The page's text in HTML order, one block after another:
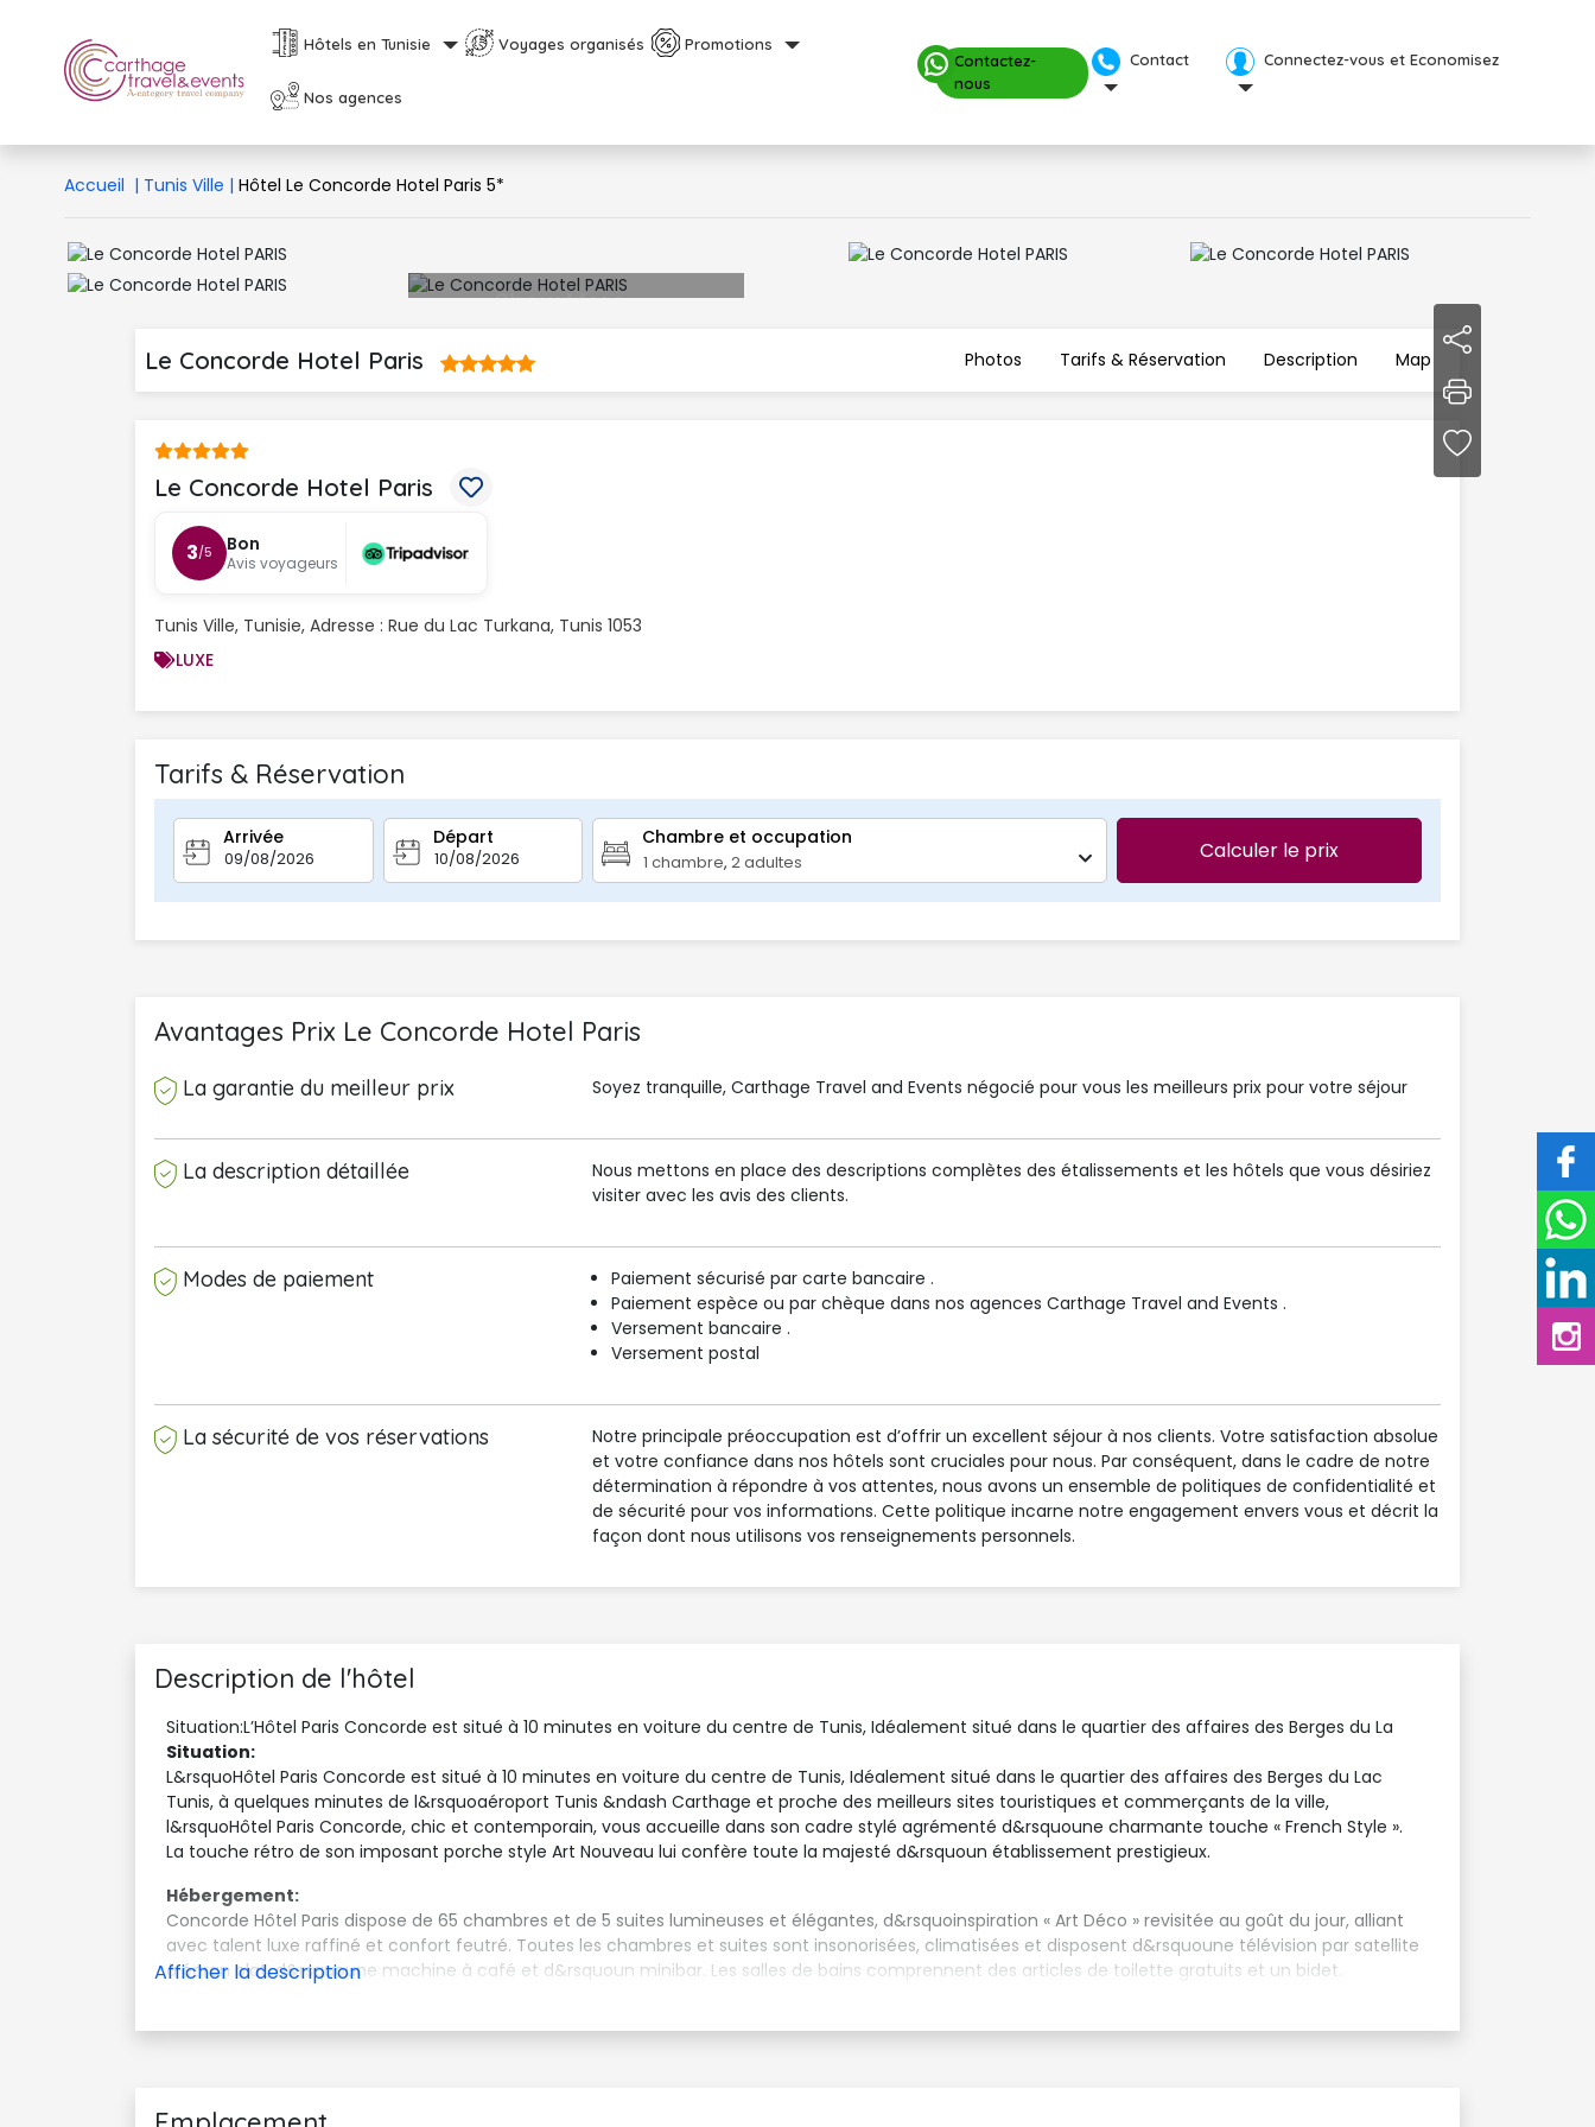
Hôtels en Tunisie Voyages organisés Promotions
Nos agences
Contactez-
nous
Contact Connectez-vous et Economisez
Accueil | Tunis Ville | Hôtel Le Concorde Hotel Paris 5*
Le Concorde Hotel Paris Photos Tarifs & Réservation Description Map
Le Concorde Hotel Paris
3/5 Bon
Avis voyageurs
Tunis Ville, Tunisie, Adresse : Rue du Lac Turkana, Tunis 1053
LUXE
Tarifs & Réservation
Arrivée Départ Chambre et occupation
1 chambre,2adultes Calculer le prix
Avantages Prix Le Concorde Hotel Paris
La garantie du meilleur prix Soyez tranquille, Carthage Travel and Events négocié pour vous les meilleurs prix pour votre séjour
La description détaillée
Nous mettons en place des descriptions complètes des étalissements et les hôtels que vous désiriez
visiter avec les avis des clients.
Modes de paiement
Paiement sécurisé par carte bancaire .
Paiement espèce ou par chèque dans nos agences Carthage Travel and Events .
Versement bancaire .
Versement postal
La sécurité de vos réservations
Notre principale préoccupation est d’offrir un excellent séjour à nos clients. Votre satisfaction absolue
et votre confiance dans nos hôtels sont cruciales pour nous. Par conséquent, dans le cadre de notre
détermination à répondre à vos attentes, nous avons un ensemble de politiques de confidentialité et
de sécurité pour vos informations. Cette politique incarne notre engagement envers vous et décrit la
façon dont nous utilisons vos renseignements personnels.
Description de l'hôtel
Situation:L’Hôtel Paris Concorde est situé à 10 minutes en voiture du centre de Tunis, Idéalement situé dans le quartier des affaires des Berges du La
Situation:
L&rsquoHôtel Paris Concorde est situé à 10 minutes en voiture du centre de Tunis, Idéalement situé dans le quartier des affaires des Berges du Lac
Tunis, à quelques minutes de l&rsquoaéroport Tunis &ndash Carthage et proche des meilleurs sites touristiques et commerçants de la ville,
l&rsquoHôtel Paris Concorde, chic et contemporain, vous accueille dans son cadre stylé agrémenté d&rsquoune charmante touche « French Style ».
La touche rétro de son imposant porche style Art Nouveau lui confère toute la majesté d&rsquoun établissement prestigieux.
Hébergement:
Concorde Hôtel Paris dispose de 65 chambres et de 5 suites lumineuses et élégantes, d&rsquoinspiration « Art Déco » revisitée au goût du jour, alliant
avec talent luxe raffiné et confort feutré. Toutes les chambres et suites sont insonorisées, climatisées et disposent d&rsquoune télévision par satellite
à écran plat, d&rsquoune machine à café et d&rsquoun minibar. Les salles de bains comprennent des articles de toilette gratuits et un bidet.